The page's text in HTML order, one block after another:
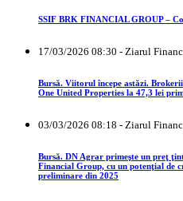
SSIF BRK FINANCIAL GROUP –
17/03/2026 08:30 - Ziarul
Bursă. Viitorul începe astăzi.
One United Properties la 47,3 lei
03/03/2026 08:18 - Ziarul
Bursă. DN Agrar primeşte un preţ
Financial Group, cu un potenţial de
preliminare din 2025